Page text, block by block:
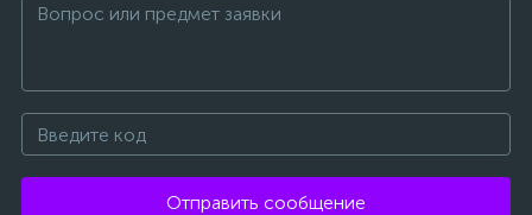
Отправить сообщение